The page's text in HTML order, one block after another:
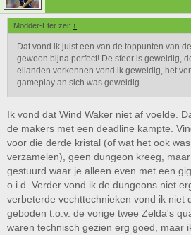
Ik vond dat juist één van de uitdagendste en
hele Zelda-serie. Het was inderdaad meer
City in the Sky, maar ik heb toch echt
heenging.
Modder-Eter zei: ↑
Dat vond ik juist een van de toppunten van
gewoon bijna perfect! De sfeer is geweldig,
eilanden verkennen vond ik geweldig, het
gameplay an sich was geweldig.
Ik vond dat Wind Waker niet af voelde.
de makers met een deadline kampte.
voor die derde kristal (of wat het ook
verzamelen), geen dungeon kreeg,
gestuurd waar je alleen even met een
o.i.d. Verder vond ik de dungeons niet
verbeterde vechttechnieken vond ik niet
geboden t.o.v. de vorige twee Zelda's
waren technisch gezien erg goed, maar